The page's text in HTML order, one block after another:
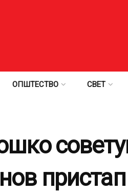
ОПШТЕСТВО СВЕТ